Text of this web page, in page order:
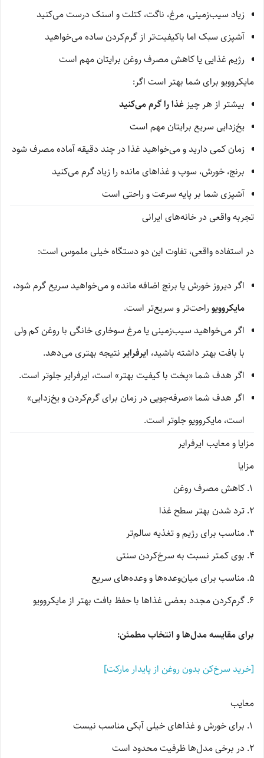
زیاد سیب‌زمینی، مرغ، ناگت، کتلت و اسنک درست می‌کنید
آشپزی سبک اما باکیفیت‌تر از گرم‌کردن ساده می‌خواهید
رژیم غذایی یا کاهش مصرف روغن برایتان مهم است
مایکروویو برای شما بهتر است اگر:
بیشتر از هر چیز غذا را گرم می‌کنید
یخ‌زدایی سریع برایتان مهم است
زمان کمی دارید و می‌خواهید غذا در چند دقیقه آماده مصرف شود
برنج، خورش، سوپ و غذاهای مانده را زیاد گرم می‌کنید
آشپزی شما بر پایه سرعت و راحتی است
تجربه واقعی در خانه‌های ایرانی
در استفاده واقعی، تفاوت این دو دستگاه خیلی ملموس است:
اگر دیروز خورش یا برنج اضافه مانده و می‌خواهید سریع گرم شود،
مایکروویوراحت‌تر و سریع‌تر است.
اگر می‌خواهید سیب‌زمینی یا مرغ سوخاری خانگی با روغن کم ولی
با بافت بهتر داشته باشید، ایرفرایر نتیجه بهتری می‌دهد.
اگر هدف شما «پخت با کیفیت بهتر» است، ایرفرایر جلوتر است.
اگر هدف شما «صرفه‌جویی در زمان برای گرم‌کردن و یخ‌زدایی»
است، مایکروویو جلوتر است.
مزایا و معایب ایرفرایر
مزایا
کاهش مصرف روغن
ترد شدن بهتر سطح غذا
مناسب برای رژیم و تغذیه سالم‌تر
بوی کمتر نسبت به سرخ‌کردن سنتی
مناسب برای میان‌وعده‌ها و وعده‌های سریع
گرم‌کردن مجدد بعضی غذاها با حفظ بافت بهتر از مایکروویو
برای مقایسه مدل‌ها و انتخاب مطمئن:
[خرید سرخ‌کن بدون روغن از پایدار مارکت]
معایب
برای خورش و غذاهای خیلی آبکی مناسب نیست
در برخی مدل‌ها ظرفیت محدود است